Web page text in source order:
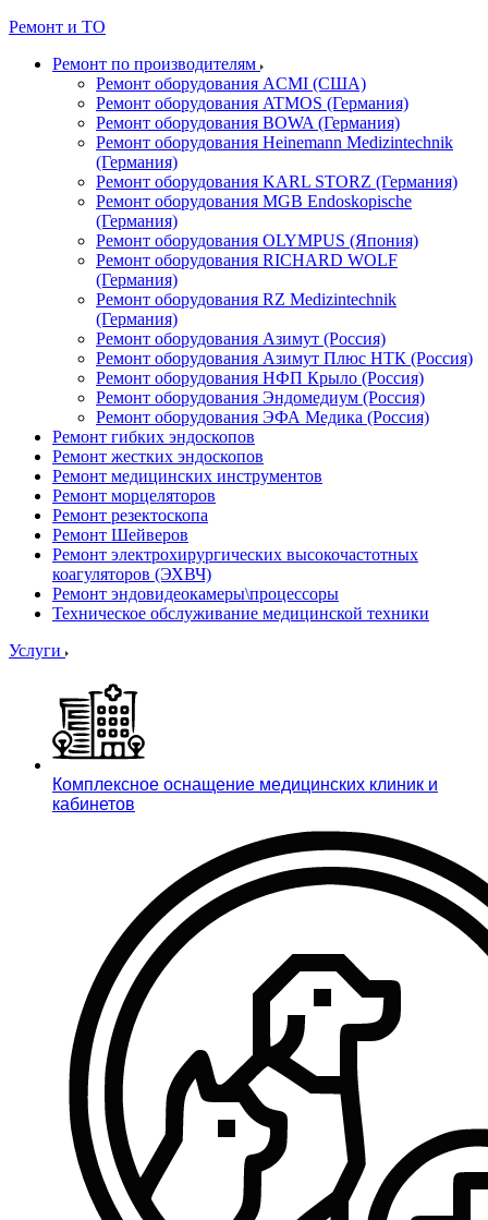
Ремонт и ТО
Ремонт по производителям
Ремонт оборудования ACMI (США)
Ремонт оборудования ATMOS (Германия)
Ремонт оборудования BOWA (Германия)
Ремонт оборудования Heinemann Medizintechnik
(Германия)
Ремонт оборудования KARL STORZ (Германия)
Ремонт оборудования MGB Endoskopische
(Германия)
Ремонт оборудования OLYMPUS (Япония)
Ремонт оборудования RICHARD WOLF
(Германия)
Ремонт оборудования RZ Medizintechnik
(Германия)
Ремонт оборудования Азимут (Россия)
Ремонт оборудования Азимут Плюс НТК (Россия)
Ремонт оборудования НФП Крыло (Россия)
Ремонт оборудования Эндомедиум (Россия)
Ремонт оборудования ЭФА Медика (Россия)
Ремонт гибких эндоскопов
Ремонт жестких эндоскопов
Ремонт медицинских инструментов
Ремонт морцеляторов
Ремонт резектоскопа
Ремонт Шейверов
Ремонт электрохирургических высокочастотных
коагуляторов (ЭХВЧ)
Ремонт эндовидеокамеры\процессоры
Техническое обслуживание медицинской техники
Услуги
Комплексное оснащение медицинских клиник и
кабинетов